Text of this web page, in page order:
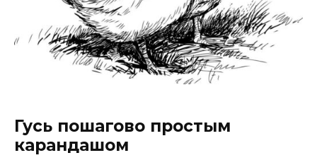
Гусь пошагово простым
карандашом